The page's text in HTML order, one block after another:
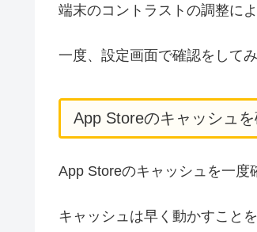
端末のコントラストの調整に
一度、設定画面で確認をしてみ
App Storeのキャッシュ
App Storeのキャッシュを一度
キャッシュは早く動かすこと